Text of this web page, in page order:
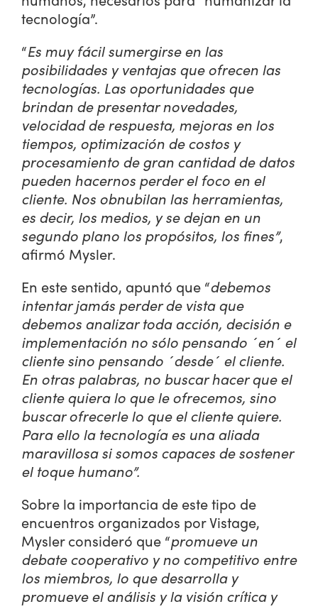
tecnología”.
“Es muy fácil sumergirse en las
posibilidades y ventajas que ofrecen las
tecnologías. Las oportunidades que
brindan de presentar novedades,
velocidad de respuesta, mejoras en los
tiempos, optimización de costos y
procesamiento de gran cantidad de datos
pueden hacernos perder el foco en el
cliente. Nos obnubilan las herramientas,
es decir, los medios, y se dejan en un
segundo plano los propósitos, los fines”,
afirmó Mysler.
En este sentido, apuntó que “debemos
intentar jamás perder de vista que
debemos analizar toda acción, decisión e
implementación no sólo pensando ´en´ el
cliente sino pensando ´desde´ el cliente.
En otras palabras, no buscar hacer que el
cliente quiera lo que le ofrecemos, sino
buscar ofrecerle lo que el cliente quiere.
Para ello la tecnología es una aliada
maravillosa si somos capaces de sostener
el toque humano”.
Sobre la importancia de este tipo de
encuentros organizados por Vistage,
Mysler consideró que “promueve un
debate cooperativo y no competitivo entre
los miembros, lo que desarrolla y
promueve el análisis y la visión crítica y